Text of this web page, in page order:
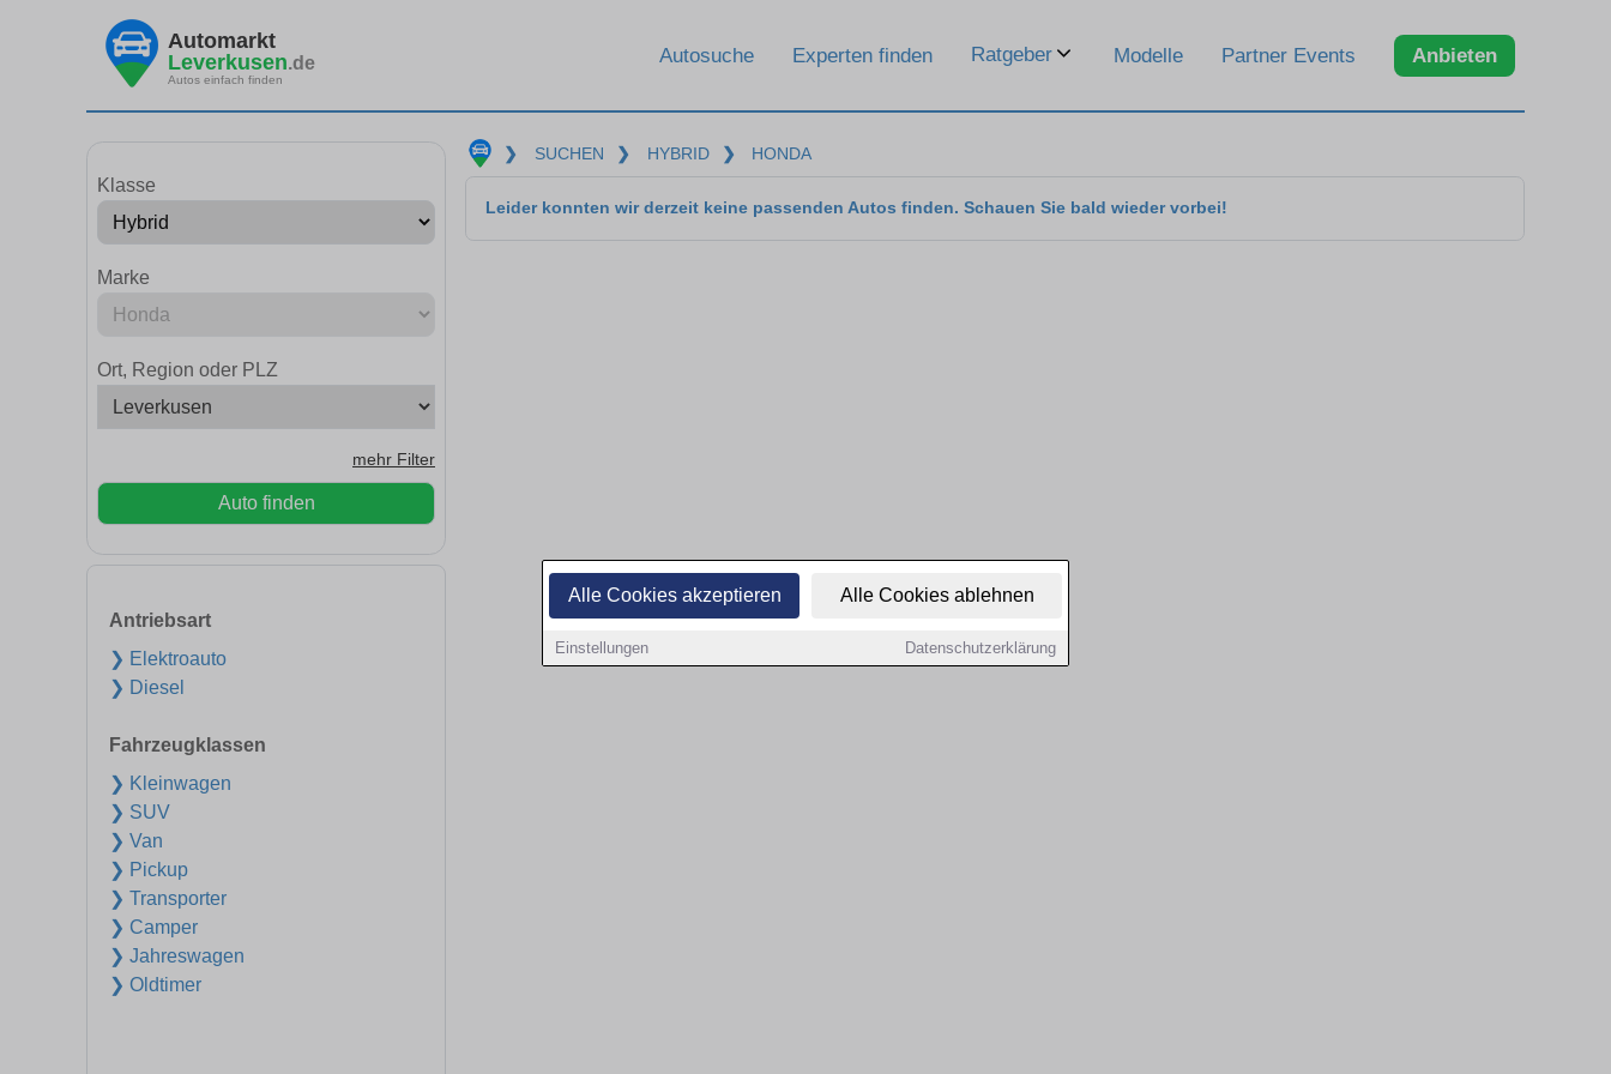
Alle Cookies akzeptieren Alle Cookies ablehnen
Einstellungen Datenschutzerklärung
Automarkt
Leverkusen.de
Autos einfach finden
Autosuche Experten finden Ratgeber Modelle Partner Events Anbieten
Klasse
Marke
Ort, Region oder PLZ
mehr Filter
Auto finden
Antriebsart
❯ Elektroauto
❯ Diesel
Fahrzeugklassen
❯ Kleinwagen
❯ SUV
❯ Van
❯ Pickup
❯ Transporter
❯ Camper
❯ Jahreswagen
❯ Oldtimer
❯ SUCHEN ❯ HYBRID ❯ HONDA
Leider konnten wir derzeit keine passenden Autos finden. Schauen Sie bald wieder vorbei!